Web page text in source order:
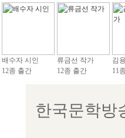
배수자 시인
12종 출간
류금선 작가
12종 출간
김
11
한국문학방